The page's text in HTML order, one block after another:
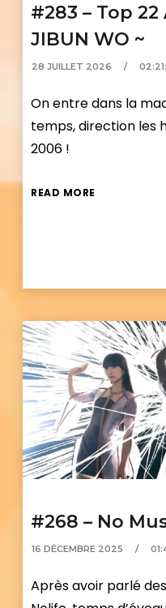
#283 – Top
JIBUN WO ~
28 JUILLET 2026
On entre dans la
temps, direction les
2006 !
READ MORE
#268 – No
16 DÉCEMBRE 2025
Après avoir parlé